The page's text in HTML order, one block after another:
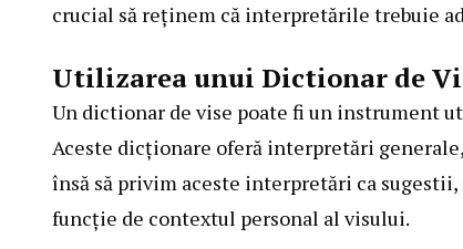
crucial să reținem că interpretările trebuie
Utilizarea unui Dictionar de
Un dictionar de vise poate fi un instrument
Aceste dicționare oferă interpretări
însă să privim aceste interpretări ca
funcție de contextul personal al visului.